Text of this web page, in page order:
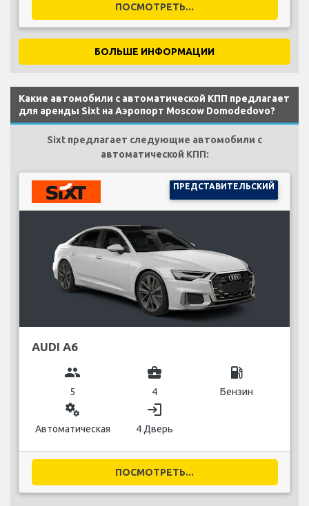
ПОСМОТРЕТЬ...
БОЛЬШЕ ИНФОРМАЦИИ
Какие автомобили с автоматической КПП предлагает
для аренды Sixt на Аэропорт Moscow Domodedovo?
Sixt предлагает следующие автомобили с
автоматической КПП:
ПРЕДСТАВИТЕЛЬСКИЙ
AUDI A6
group
5
business_center
4
local_gas_station
Бензин
miscellaneous_services
Автоматическая
login
4 Дверь
ПОСМОТРЕТЬ...